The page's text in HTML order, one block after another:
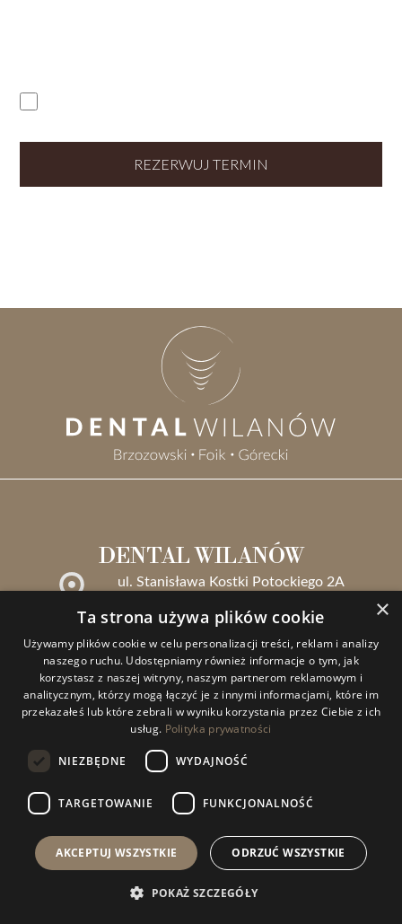
DENTAL WILANÓW
ul. Stanisława Kostki Potockiego 2A
+48 883 388 080
recepcja@dentalwilanow.pl
MASZ PYTANIA?
NAPISZ DO NAS
ZAOBSERWUJ NAS
×
Ta strona używa plików cookie
Używamy plików cookie w celu personalizacji treści, reklam i analizy
naszego ruchu. Udostępniamy również informacje o tym, jak
korzystasz z naszej witryny, naszym partnerom reklamowym i
analitycznym, którzy mogą łączyć je z innymi informacjami, które im
przekazałeś lub które zebrali w wyniku korzystania przez Ciebie z ich
usług. Polityka prywatności
NIEZBĘDNE WYDAJNOŚĆ
TARGETOWANIE FUNKCJONALNOŚĆ
AKCEPTUJ WSZYSTKIE ODRZUĆ WSZYSTKIE
POKAŻ SZCZEGÓŁY